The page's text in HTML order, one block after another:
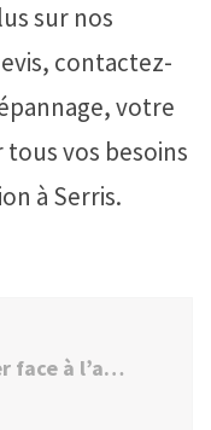
sur nos
contactez-
votre
vos besoins
à Serris.
Chauffage : Bien s’équiper face à l’arrivé du froid